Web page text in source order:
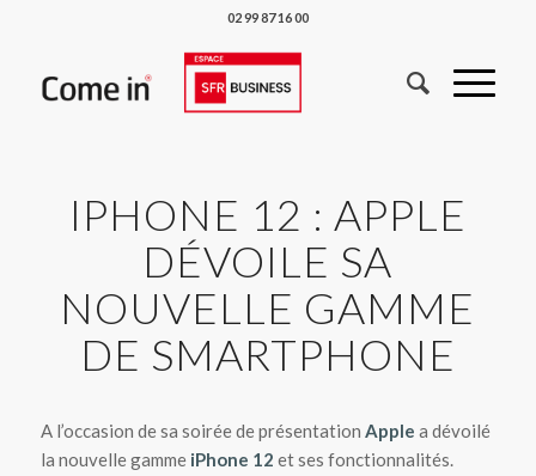
02 99 87 16 00
IPHONE 12 : APPLE
DÉVOILE SA
NOUVELLE GAMME
DE SMARTPHONE
A l’occasion de sa soirée de présentation Apple a dévoilé
la nouvelle gamme iPhone 12 et ses fonctionnalités.